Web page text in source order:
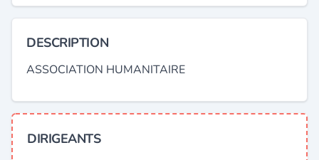
DESCRIPTION
ASSOCIATION HUMANITAIRE
DIRIGEANTS